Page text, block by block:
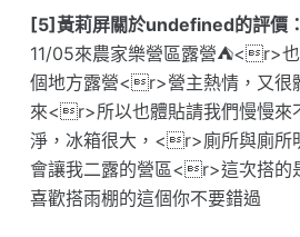
[5]黃莉屏關於undefined的評價：
11/05來農家樂營區露營⛺️<r>
個地方露營<r>營主熱情，又很
來<r>所以也體貼請我們慢慢
淨，冰箱很大，<r>廁所與廁
會讓我二露的營區<r>這次搭
喜歡搭雨棚的這個你不要錯過